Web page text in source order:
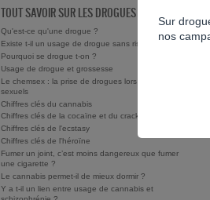
TOUT SAVOIR SUR LES DROGUES
Qu'est-ce qu'une drogue ?
Existe t-il un usage de drogue sans risque ?
Pourquoi se drogue t-on ?
Usage de drogue et grossesse
Le chemsex : la prise de drogues lors de rapports
sexuels
Chiffres clés du cannabis
Chiffres clés de la cocaïne et du crack/free base
Chiffres clés de l'ecstasy
Chiffres clés de l'héroïne
Fumer un joint, c’est moins dangereux que fumer
une cigarette ?
Le cannabis permet-il de mieux dormir ?
Y a t-il un lien entre usage de cannabis et
Sur
nos